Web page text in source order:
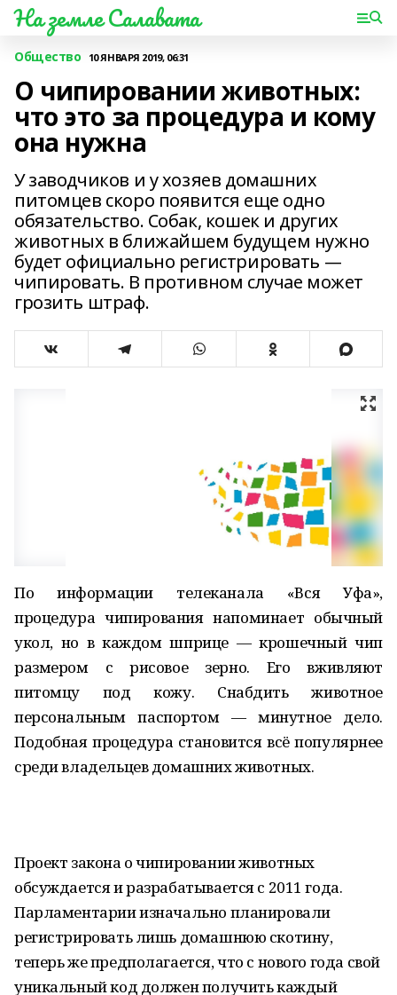
На земле Салавата
Общество 10 ЯНВАРЯ 2019, 06:31
О чипировании животных:
что это за процедура и кому
она нужна
У заводчиков и у хозяев домашних
питомцев скоро появится еще одно
обязательство. Собак, кошек и других
животных в ближайшем будущем нужно
будет официально регистрировать —
чипировать. В противном случае может
грозить штраф.
По информации телеканала «Вся Уфа»,
процедура чипирования напоминает обычный
укол, но в каждом шприце — крошечный чип
размером с рисовое зерно. Его вживляют
питомцу под кожу. Снабдить животное
персональным паспортом — минутное дело.
Подобная процедура становится всё популярнее
среди владельцев домашних животных.
Проект закона о чипировании животных
обсуждается и разрабатывается с 2011 года.
Парламентарии изначально планировали
регистрировать лишь домашнюю скотину,
теперь же предполагается, что с нового года свой
уникальный код должен получить каждый